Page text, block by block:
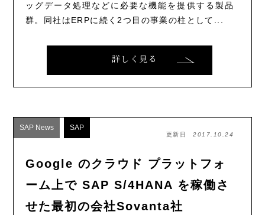
ッグデータ処理などに必要な機能を提供する製品
群。同社はERPに続く2つ目の事業の柱として...
詳しく見る
SAP News SAP
更新日2017.10.24
Google のクラウド プラットフォ
ーム上で SAP S/4HANA を稼働さ
せた最初の会社Sovanta社